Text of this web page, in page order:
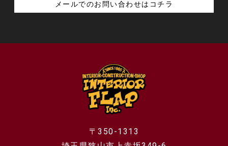
メールでのお問い合わせはコチラ
〒350-1313